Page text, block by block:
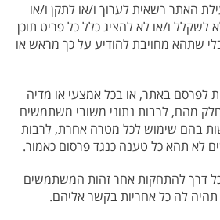
האתר רשאית לערוך ו/או לתקן ו/או
לשקלל ו/או לא להציג כלל כל פריט תוכן
שתהא מחויבת להודיע על כך מראש או
לפרסם באתר, או בכל אמצעי או מדיה
מהם, לרבות נתוני משובי משתמשים
בהם שימוש לכל מטרה אחרת, לרבות
לא תהא כל טענה כנגד פרסום כאמור.
כל דרך להתחקות אחר זהות המשתמשים
תהיה לה כל אחריות בקשר אליהם.